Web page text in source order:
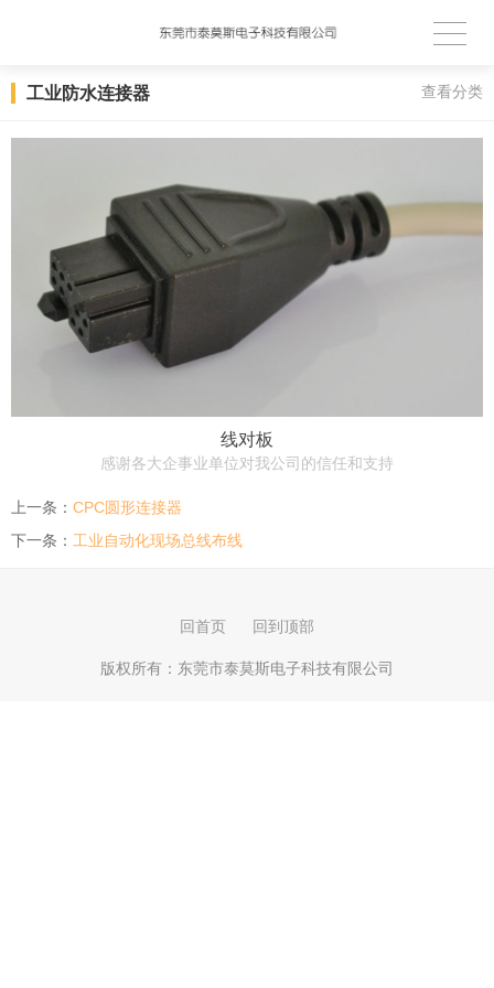
工业防水连接器 查看分类
线对板
感谢各大企事业单位对我公司的信任和支持
上一条： CPC圆形连接器
下一条： 工业自动化现场总线布线
回首页 回到顶部
版权所有： 东莞市泰莫斯电子科技有限公司